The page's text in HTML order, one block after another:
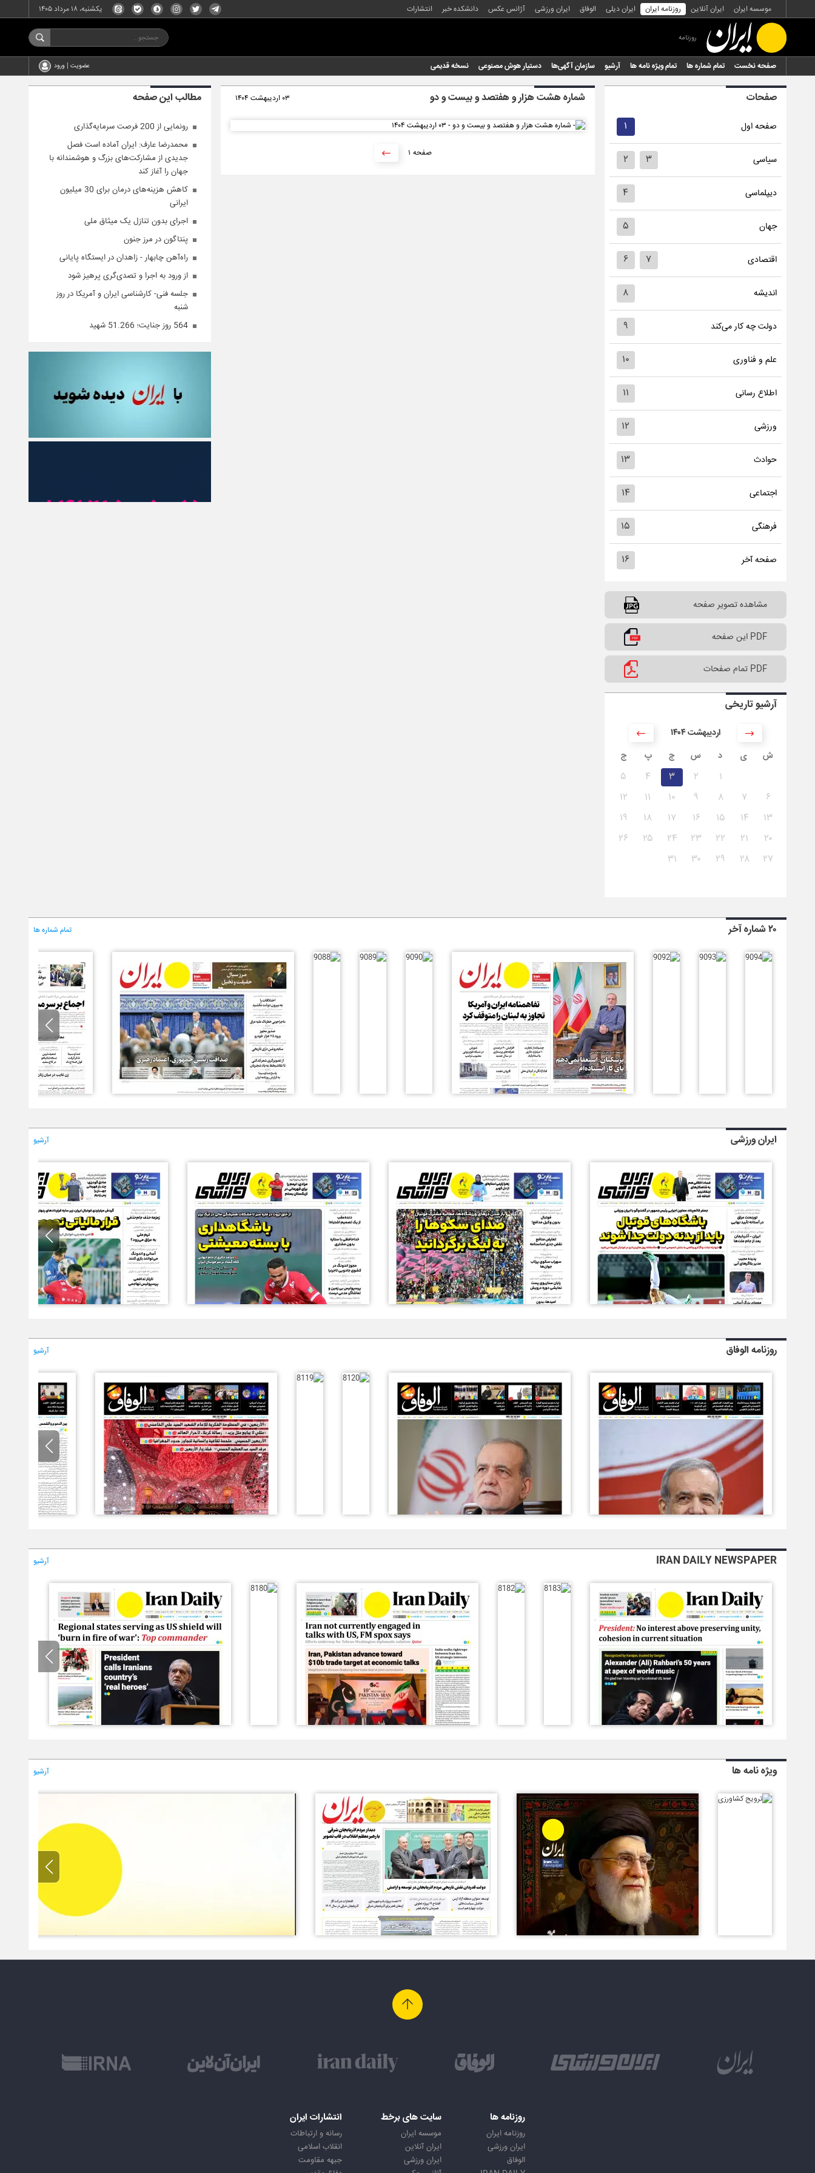
موسسه ایران ایران آنلاین روزنامه ایران ایران دیلی الوفاق ایران ورزشی آژانس عکس دانشکده خبر انتشارات یکشنبه، ۱۸ مرداد ۱۴۰۵
روزنامه
صفحه نخست تمام شماره ها تمام ویژه نامه ها آرشیو سازمان آگهی‌ها دستیار هوش مصنوعی نسخه قدیمی عضویت | ورود
صفحات
صفحه اول ۱
سیاسی ۲ ۳
دیپلماسی ۴
جهان ۵
اقتصادی ۶ ۷
اندیشه ۸
دولت چه کار می‌کند ۹
علم و فناوری ۱۰
اطلاع رسانی ۱۱
ورزشی ۱۲
حوادث ۱۳
اجتماعی ۱۴
فرهنگی ۱۵
صفحه آخر ۱۶
مشاهده تصویر صفحه
PDF این صفحه
PDF تمام صفحات
آرشیو تاریخی
۱۴۰۴ اردیبهشت
ش
ی د س چ پ ج
۱ ۲ ۳ ۴
۵
۶
۷ ۸ ۹ ۱۰ ۱۱
۱۲
۱۳
۱۴ ۱۵ ۱۶ ۱۷ ۱۸
۱۹
۲۰
۲۱ ۲۲ ۲۳ ۲۴ ۲۵
۲۶
۲۷
۲۸ ۲۹ ۳۰ ۳۱
شماره هشت هزار و هفتصد و بیست و دو ۰۳ اردیبهشت ۱۴۰۴
۱
مطالب این صفحه
رونمایی از 200 فرصت سرمایه‌گذاری
محمدرضا عارف: ایران آماده است فصل
جدیدی از مشارکت‌های بزرگ و هوشمندانه با
جهان را آغاز کند
کاهش هزینه‌های درمان برای 30 میلیون
ایرانی
اجرای بدون تنازل یک میثاق ملی
پنتاگون‌ در مرز جنون
راه‌آهن چابهار - زاهدان در ایستگاه پایانی
از ورود به اجرا و تصدی‌گری پرهیز شود
جلسه فنی- کارشناسی ایران ‌و آمریکا در روز
شنبه
564 روز جنایت؛ 51.266 شهید
۲۰ شماره آخر تمام شماره ها
ایران ورزشی آرشیو
روزنامه الوفاق آرشیو
IRAN DAILY NEWSPAPER آرشیو
ویژه نامه ها آرشیو
روزنامه ها
روزنامه ایران
ایران ورزشی
الوفاق
سایت های برخط
موسسه ایران
ایران آنلاین
ایران ورزشی
انتشارات ایران
رسانه و ارتباطات
انقلاب اسلامی
جبهه مقاومت